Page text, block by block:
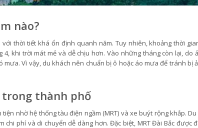
nào?
thời tiết khá ổn định quanh năm. Tuy nhiên, khoảng thời
khi trời mát mẻ và dễ chịu hơn. Vào những tháng còn lại, do
mưa. Vì vậy, du khách nên chuẩn bị ô hoặc áo mưa để tránh bị
thành phố
nhờ hệ thống tàu điện ngầm (MRT) và xe buýt rộng khắp.
chi phí và di chuyển dễ dàng hơn. Đặc biệt, MRT Đài Bắc được